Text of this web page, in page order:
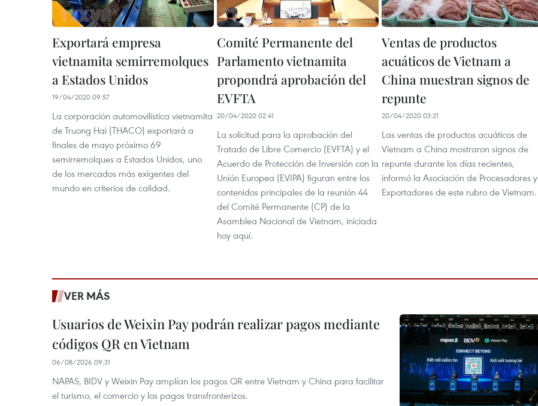
Exportará empresa
vietnamita semirremolques
a Estados Unidos
19/04/2020 09:57
La corporación automovilística vietnamita
de Truong Hai (THACO) exportará a
finales de mayo próximo 69
semirremolques a Estados Unidos, uno
de los mercados más exigentes del
mundo en criterios de calidad.
Comité Permanente del
Parlamento vietnamita
propondrá aprobación del
EVFTA
20/04/2020 02:41
La solicitud para la aprobación del
Tratado de Libre Comercio (EVFTA) y el
Acuerdo de Protección de Inversión con la
Unión Europea (EVIPA) figuran entre los
contenidos principales de la reunión 44
del Comité Permanente (CP) de la
Asamblea Nacional de Vietnam, iniciada
hoy aquí.
Ventas de productos
acuáticos de Vietnam a
China muestran signos de
repunte
20/04/2020 03:21
Las ventas de productos acuáticos de
Vietnam a China mostraron signos de
repunte durante los días recientes,
informó la Asociación de Procesadores y
Exportadores de este rubro de Vietnam.
VER MÁS
Usuarios de Weixin Pay podrán realizar pagos mediante
códigos QR en Vietnam
06/08/2026 09:31
NAPAS, BIDV y Weixin Pay amplían los pagos QR entre Vietnam y China para facilitar
el turismo, el comercio y los pagos transfronterizos.